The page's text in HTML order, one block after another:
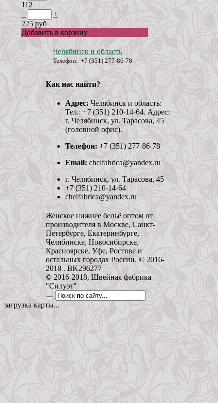
112
−
+
225 руб
Добавить в корзину
Челябинск и область
Телефон: +7 (351) 277-86-78
Как нас найти?
Адрес: Челябинск и область:
Тел.: +7 (351) 210-14-64. Адрес:
г. Челябинск, ул. Тарасова, 45
(головной офис).
Телефон:+7 (351) 277-86-78
Email: chelfabrica@yandex.ru
г. Челябинск, ул. Тарасова, 45
+7 (351) 210-14-64
chelfabrica@yandex.ru
Женское нижнее бельё оптом от
производителя в Москве, Санкт-
Петербурге, Екатеринбурге,
Челябинске, Новосибирске,
Красноярске, Уфе, Ростове и
остальных городах России. © 2016-
2018 . BK296277
© 2016-2018, Швейная фабрика
"Силуэт"
загрузка карты...